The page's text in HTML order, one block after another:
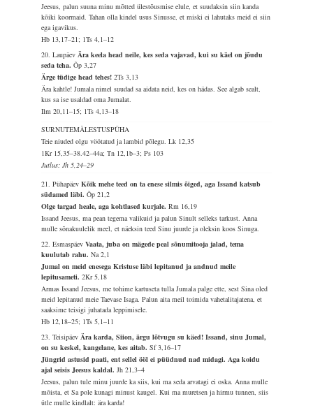
Jeesus, palun suuna minu mõtted ülestõusmise elule, et suudaksin siin kanda
kõiki koormaid. Tahan olla kindel usus Sinusse, et miski ei lahutaks meid ei siin
ega igavikus.
Hb 13,17–21; 1Ts 4,1–12
20. LaupäevÄra keela head neile, kes seda vajavad, kui su käel on jõudu
seda teha.Õp 3,27
Ärge tüdige head tehes!2Ts 3,13
Ära kahtle! Jumala nimel suudad sa aidata neid, kes on hädas. See algab sealt,
kus sa ise usaldad oma Jumalat.
Ilm 20,11–15; 1Ts 4,13–18
SURNUTEMÄLESTUSPÜHA
Teie niuded olgu vöötatud ja lambid põlegu.Lk 12,35
1Kr 15,35–38.42–44a; Tn 12,1b–3; Ps 103
Jutlus: Jh 5,24–29
21. PühapäevKõik mehe teed on ta enese silmis õiged, aga Issand katsub
südamed läbi.Õp 21,2
Olge targad heale, aga kohtlased kurjale.Rm 16,19
Issand Jeesus, ma pean tegema valikuid ja palun Sinult selleks tarkust. Anna
mulle sõnakuulelik meel, et näeksin teed Sinu juurde ja oleksin koos Sinuga.
22. EsmaspäevVaata, juba on mägede peal sõnumitooja jalad, tema
kuulutab rahu.Na 2,1
Jumal on meid enesega Kristuse läbi lepitanud ja andnud meile
lepitusameti.2Kr 5,18
Armas Issand Jeesus, me tohime kartuseta tulla Jumala palge ette, sest Sina oled
meid lepitanud meie Taevase Isaga. Palun aita meil toimida vahetalitajatena, et
saaksime teisigi juhatada leppimisele.
Hb 12,18–25; 1Ts 5,1–11
23. TeisipäevÄra karda, Siion, ärgu lõtvugu su käed! Issand, sinu Jumal,
on su keskel, kangelane, kes aitab.Sf 3,16–17
Jüngrid astusid paati, ent sellel ööl ei püüdnud nad midagi. Aga koidu
ajal seisis Jeesus kaldal.Jh 21,3–4
Jeesus, palun tule minu juurde ka siis, kui ma seda arvatagi ei oska. Anna mulle
mõista, et Sa pole kunagi minust kaugel. Kui ma muretsen ja hirmu tunnen, siis
ütle mulle kindlalt: ära karda!